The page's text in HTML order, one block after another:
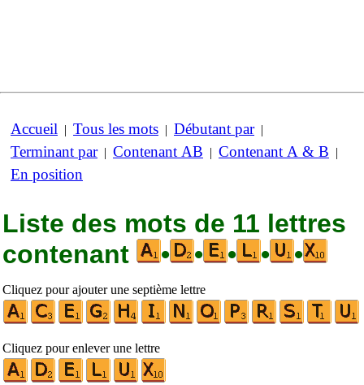
Accueil | Tous les mots | Débutant par|
Terminant par| Contenant AB | Contenant A & B |
En position
Liste des mots de 11 lettres
contenant
• • • • •
Cliquez pour ajouter une septième lettre
Cliquez pour enlever une lettre